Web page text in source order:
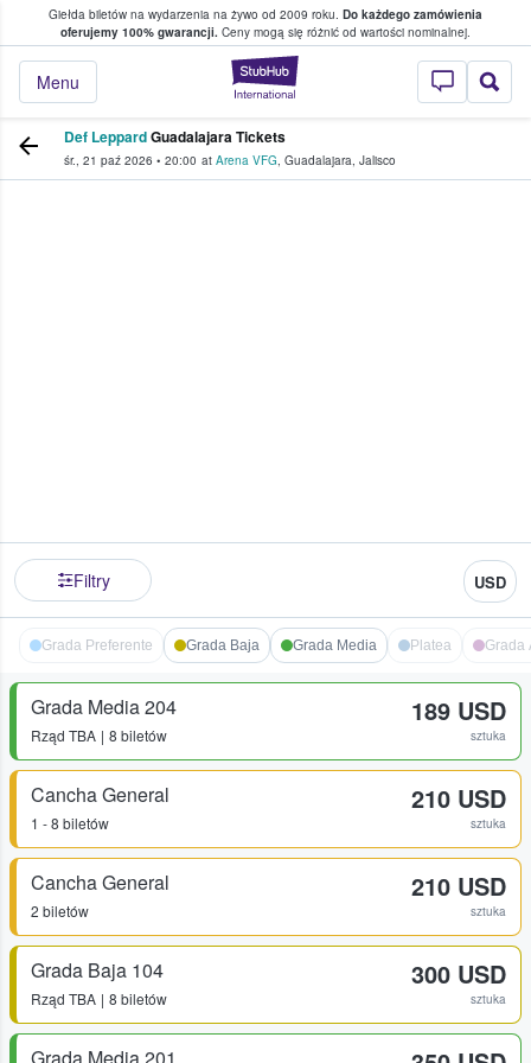
Giełda biletów na wydarzenia na żywo od 2009 roku. Do każdego zamówienia
oferujemy 100% gwarancji. Ceny mogą się różnić od wartości nominalnej.
StubHub —
Menu
w którym fani i kibice kupują i
Def LeppardGuadalajara Tickets
śr., 21 paź 2026 • 20:00 at Arena VFG, Guadalajara, Jalisco
Filtry USD
Grada Preferente Grada Baja Grada Media Platea Grada
Grada Media 204
Rząd TBA 8 biletów
189 USD
sztuka
Cancha General
1 - 8 biletów
210 USD
sztuka
Cancha General
2 biletów
210 USD
sztuka
Grada Baja 104
Rząd TBA 8 biletów
300 USD
sztuka